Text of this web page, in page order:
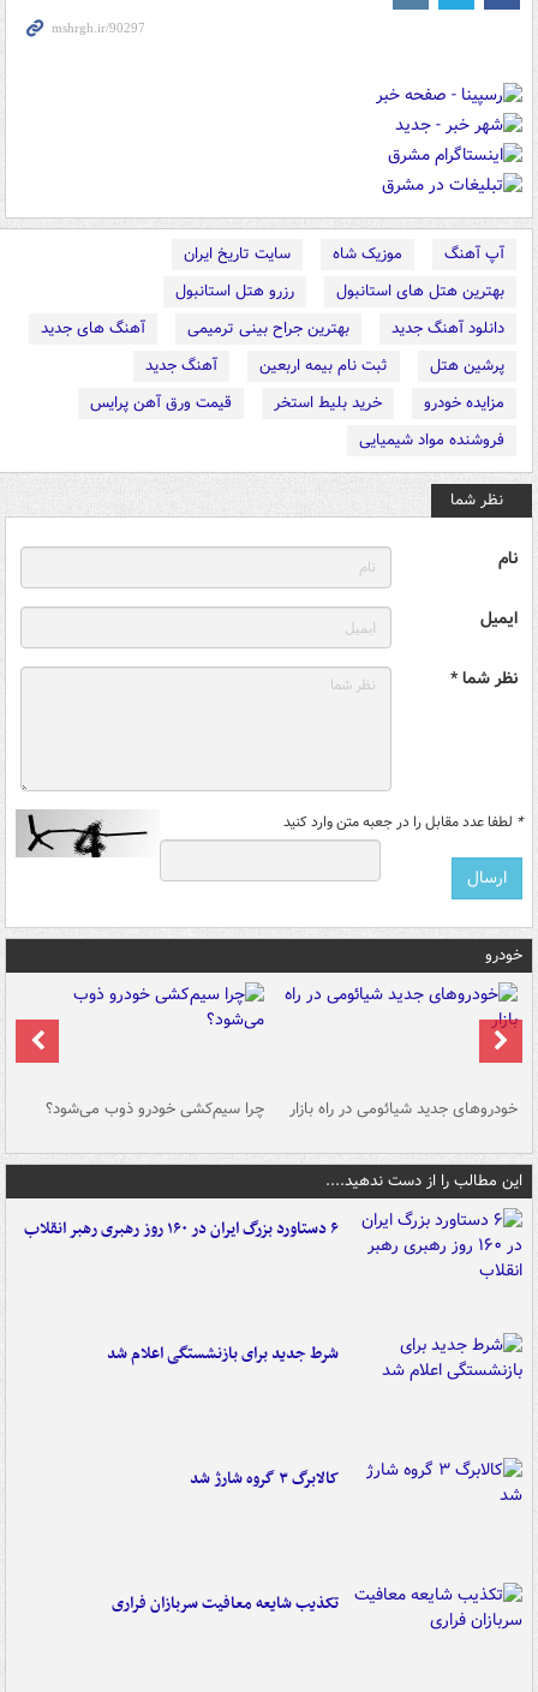
آپ آهنگ موزیک شاه
سایت تاریخ ایران
بهترین هتل های استانبول
رزرو هتل استانبول
دانلود آهنگ جدید
بهترین جراح بینی ترمیمی
آهنگ های جدید
پرشین هتل
ثبت نام بیمه اربعین
آهنگ جدید
مزایده خودرو
خرید بلیط استخر
قیمت ورق آهن پرایس
فروشنده مواد شیمیایی
نظر شما
نام
ایمیل
نظر شما *
* لطفا عدد مقابل را در جعبه متن وارد کنید
خودرو
خودروهای جدید شیائومی در راه بازار چرا سیم‌کشی خودرو ذوب می‌شود؟
این مطالب را از دست ندهید....
۶ دستاورد بزرگ ایران در ۱۶۰ روز رهبری رهبر انقلاب
شرط جدید برای بازنشستگی اعلام شد
کالابرگ ۳ گروه شارژ شد
تکذیب شایعه معافیت سربازان فراری